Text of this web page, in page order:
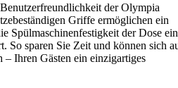
der Olympia
Griffe ermöglichen ein
Spülmaschinenfestigkeit der Dose
So sparen Sie Zeit und können sich
– Ihren Gästen ein einzigartiges